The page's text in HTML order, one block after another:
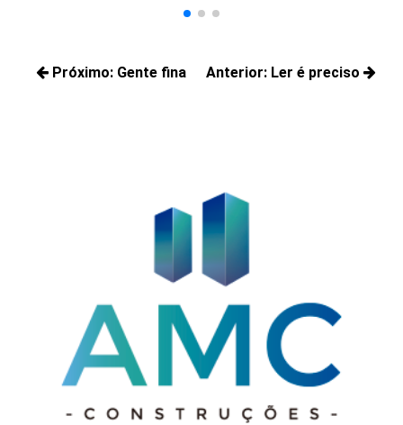
Navegação
Anterior: Ler é preciso
Próximo: Gente fina